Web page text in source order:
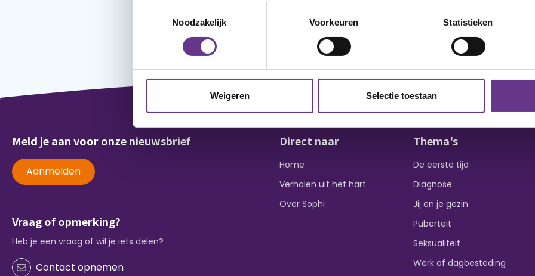
Noodzakelijk
Voorkeuren Statistieken
Weigeren Selectie toestaan
Meld je aan voor onze nieuwsbrief
Aanmelden
Vraag of opmerking?
Heb je een vraag of wil je iets delen?
Contact opnemen
Direct naar
Home
Verhalen uit het hart
Over Sophi
Thema's
De eerste tijd
Diagnose
Jij en je gezin
Puberteit
Seksualiteit
Werk of dagbesteding